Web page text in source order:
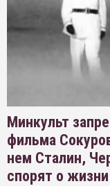
Минкульт
фильма
нем Сталин,
спорят о жизни